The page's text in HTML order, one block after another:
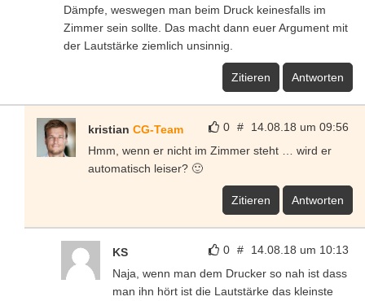
Dämpfe, weswegen man beim Druck keinesfalls im
Zimmer sein sollte. Das macht dann euer Argument mit
der Lautstärke ziemlich unsinnig.
Zitieren Antworten
0 # 14.08.18 um 09:56
kristian CG-Team
Hmm, wenn er nicht im Zimmer steht … wird er
automatisch leiser? 🙂
Zitieren Antworten
0 # 14.08.18 um 10:13
KS
Naja, wenn man dem Drucker so nah ist dass
man ihn hört ist die Lautstärke das kleinste